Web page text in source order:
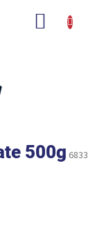
500g 6833